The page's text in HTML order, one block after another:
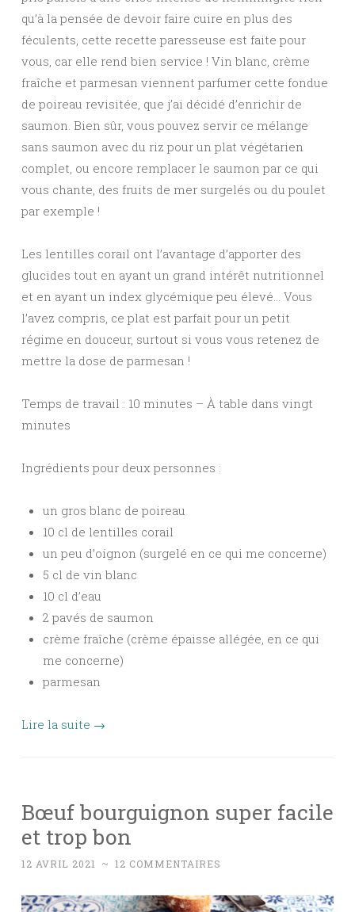
qu’à la pensée de devoir faire cuire en plus des
féculents, cette recette paresseuse est faite pour
vous, car elle rend bien service ! Vin blanc, crème
fraîche et parmesan viennent parfumer cette fondue
de poireau revisitée, que j’ai décidé d’enrichir de
saumon. Bien sûr, vous pouvez servir ce mélange
sans saumon avec du riz pour un plat végétarien
complet, ou encore remplacer le saumon par ce qui
vous chante, des fruits de mer surgelés ou du poulet
par exemple !
Les lentilles corail ont l’avantage d’apporter des
glucides tout en ayant un grand intérêt nutritionnel
et en ayant un index glycémique peu élevé… Vous
l’avez compris, ce plat est parfait pour un petit
régime en douceur, surtout si vous vous retenez de
mettre la dose de parmesan !
Temps de travail : 10 minutes – À table dans vingt
minutes
Ingrédients pour deux personnes :
un gros blanc de poireau
10 cl de lentilles corail
un peu d’oignon (surgelé en ce qui me concerne)
5 cl de vin blanc
10 cl d’eau
2 pavés de saumon
crème fraîche (crème épaisse allégée, en ce qui
me concerne)
parmesan
Lire la suite →
Bœuf bourguignon super facile
et trop bon
12 AVRIL 2021 ~ 12 COMMENTAIRES